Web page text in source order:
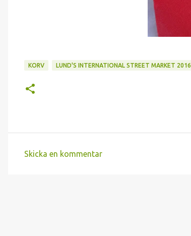
KORV LUND'S INTERNATIONAL STREET MARKET 2016
Skicka en kommentar